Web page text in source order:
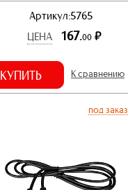
Артикул:5765
ЦЕНА
167.00 р.
КУПИТЬ К сравнению
под заказ